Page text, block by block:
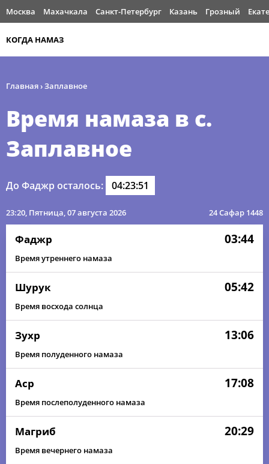
Москва Махачкала Санкт-Петербург Казань Грозный
КОГДА НАМАЗ
Главная›Заплавное
Время намаза в с.
Заплавное
До Фаджр осталось: 04:23:51
23:20, Пятница, 07 августа 2026 24 Сафар 1448
Фаджр 03:44
Время утреннего намаза
Шурук 05:42
Время восхода солнца
Зухр 13:06
Время полуденного намаза
Аср 17:08
Время послеполуденного намаза
Магриб 20:29
Время вечернего намаза